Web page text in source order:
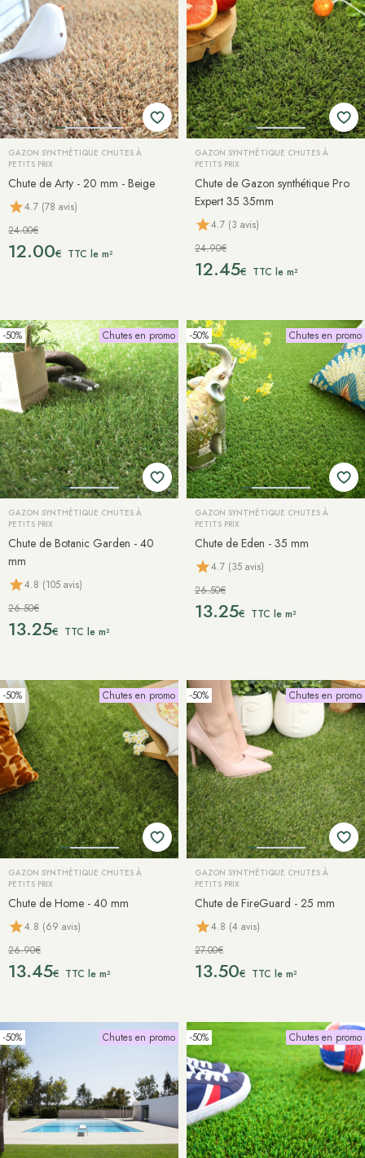
GAZON SYNTHÉTIQUE CHUTES À
PETITS PRIX
Chute de Arty - 20 mm - Beige
4.7 (78 avis)
24.00€
12.00€ TTC le m²
GAZON SYNTHÉTIQUE CHUTES À
PETITS PRIX
Chute de Gazon synthétique Pro
Expert 35 35mm
4.7 (3 avis)
24.90€
12.45€ TTC le m²
-50% Chutes en promo
GAZON SYNTHÉTIQUE CHUTES À
PETITS PRIX
Chute de Botanic Garden - 40
mm
4.8 (105 avis)
26.50€
13.25€ TTC le m²
-50% Chutes en promo
GAZON SYNTHÉTIQUE CHUTES À
PETITS PRIX
Chute de Eden - 35 mm
4.7 (35 avis)
26.50€
13.25€ TTC le m²
-50% Chutes en promo
GAZON SYNTHÉTIQUE CHUTES À
PETITS PRIX
Chute de Home - 40 mm
4.8 (69 avis)
26.90€
13.45€ TTC le m²
-50% Chutes en promo
GAZON SYNTHÉTIQUE CHUTES À
PETITS PRIX
Chute de FireGuard - 25 mm
4.8 (4 avis)
27.00€
13.50€ TTC le m²
-50% Chutes en promo -50% Chutes en promo